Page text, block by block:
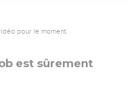
pour le moment.
est sûrement